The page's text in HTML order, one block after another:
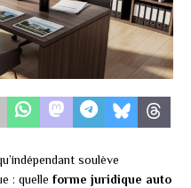
soulève
: quelle forme juridique auto